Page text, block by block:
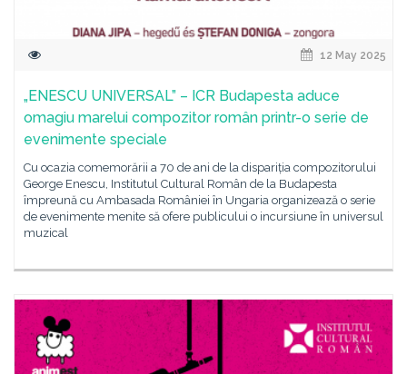
12 May 2025
„ENESCU UNIVERSAL” – ICR Budapesta aduce
omagiu marelui compozitor român printr-o serie de
evenimente speciale
Cu ocazia comemorării a 70 de ani de la dispariția compozitorului
George Enescu, Institutul Cultural Român de la Budapesta
împreună cu Ambasada României în Ungaria organizează o serie
de evenimente menite să ofere publicului o incursiune în universul
muzical